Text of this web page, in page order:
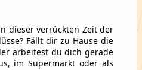
dieser verrückten Zeit der
Fällt dir zu Hause die
arbeitest du dich gerade
im Supermarkt oder als